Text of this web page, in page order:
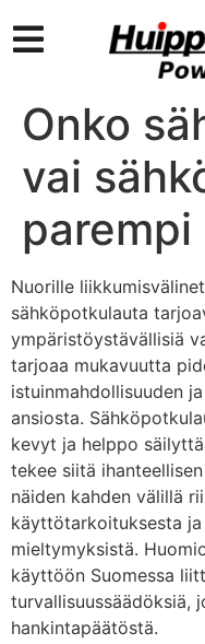
Onko
vai
parempi
Nuorille
sähköpotkulauta
ympäristöystävällisiä
tarjoaa mukavuutta
istuinmahdollisuuden
ansiosta.
kevyt ja helppo
tekee siitä
näiden kahden välillä
käyttötarkoituksesta
mieltymyksistä.
käyttöön Suomessa
turvallisuussäädöksiä,
hankintapäätöstä.